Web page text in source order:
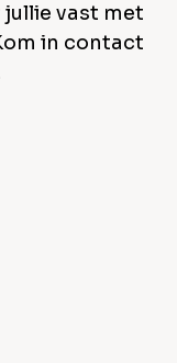
vast met
in contact